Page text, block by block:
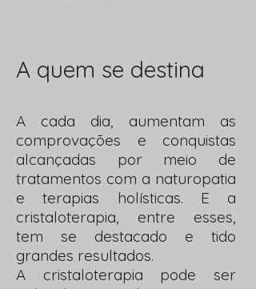
A quem se destina
A cada dia, aumentam as
comprovações e conquistas
alcançadas por meio de
tratamentos com a naturopatia
e terapias holísticas. E a
cristaloterapia, entre esses,
tem se destacado e tido
grandes resultados.
A cristaloterapia pode ser